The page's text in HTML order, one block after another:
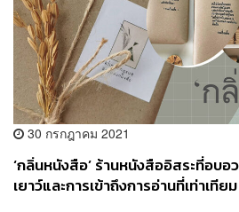
30 กรกฎาคม 2021
‘กลิ่นหนังสือ’ ร้านหนังสืออิสระที่อบ
เยาว์และการเข้าถึงการอ่านที่เท่าเทียม